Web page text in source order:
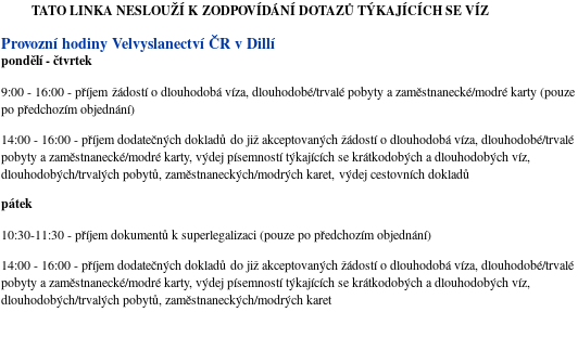
TATO LINKA NESLOUŽÍ K ZODPOVÍDÁNÍ DOTAZŮ TÝKAJÍCÍCH SE VÍZ
Provozní hodiny Velvyslanectví ČR v Dillí
pondělí - čtvrtek
9:00 - 16:00 - příjem žádostí o dlouhodobá víza, dlouhodobé/trvalé pobyty a zaměstnanecké/modré karty (pouze
po předchozím objednání)
14:00 - 16:00 - příjem dodatečných dokladů do již akceptovaných žádostí o dlouhodobá víza, dlouhodobé/trvalé
pobyty a zaměstnanecké/modré karty, výdej písemností týkajících se krátkodobých a dlouhodobých víz,
dlouhodobých/trvalých pobytů, zaměstnaneckých/modrých karet, výdej cestovních dokladů
pátek
10:30-11:30 - příjem dokumentů k superlegalizaci (pouze po předchozím objednání)
14:00 - 16:00 - příjem dodatečných dokladů do již akceptovaných žádostí o dlouhodobá víza, dlouhodobé/trvalé
pobyty a zaměstnanecké/modré karty, výdej písemností týkajících se krátkodobých a dlouhodobých víz,
dlouhodobých/trvalých pobytů, zaměstnaneckých/modrých karet